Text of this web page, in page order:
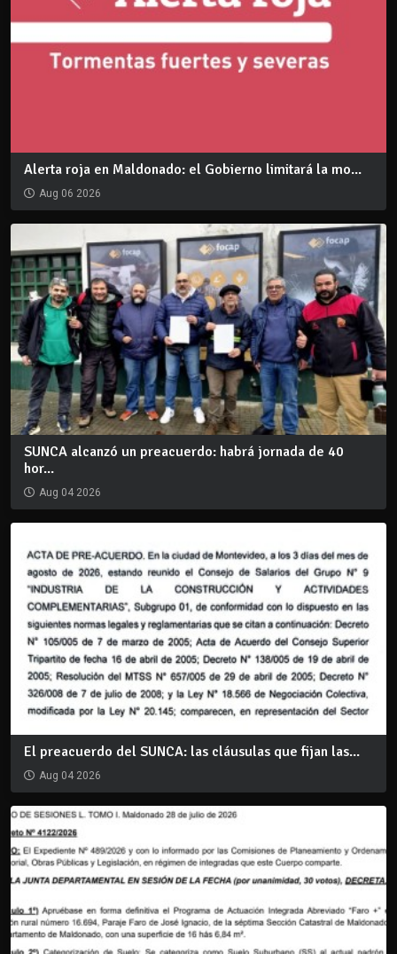
Alerta roja en Maldonado: el Gobierno limitará la mo...
Aug 06 2026
SUNCA alcanzó un preacuerdo: habrá jornada de 40
hor...
Aug 04 2026
El preacuerdo del SUNCA: las cláusulas que fijan las...
Aug 04 2026